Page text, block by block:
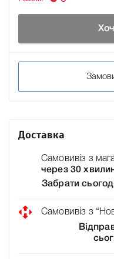
Доставка
Самовивіз з
через 30
Забрати
Самовивіз з